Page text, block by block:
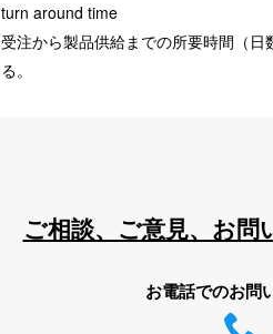
turn around time
受注から製品供給までの所要時間（
る。
ご相談、ご意見、お問
お電話でのお問